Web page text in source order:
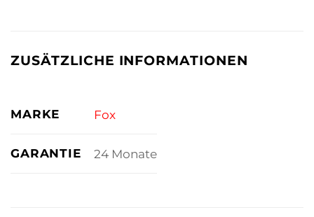
ZUSÄTZLICHE INFORMATIONEN
MARKE Fox
GARANTIE 24 Monate